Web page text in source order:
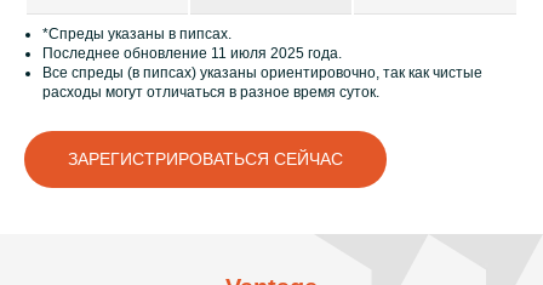
*Спреды указаны в пипсах.
Последнее обновление 11 июля 2025 года.
Все спреды (в пипсах) указаны ориентировочно, так как чистые
расходы могут отличаться в разное время суток.
ЗАРЕГИСТРИРОВАТЬСЯ СЕЙЧАС